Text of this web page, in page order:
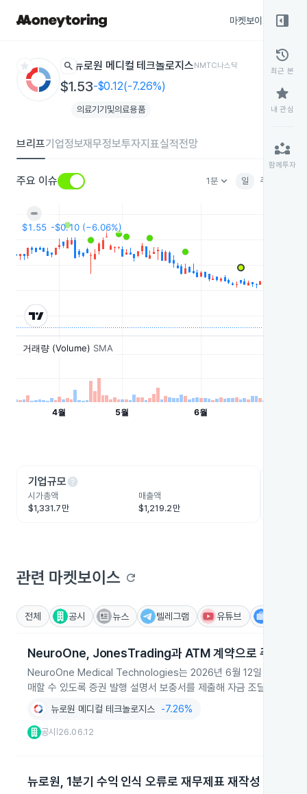
마켓보이스
star search 뉴로원 메디컬 테크놀로지스NMTC나스닥
$1.53-$0.12(-7.26%)
의료기기및의료용품
브리프기업정보재무정보투자지표실적전망
주요 이슈 1분keyboard_arrow_down 일 주
기업규모help
시가총액
$1,331.7만
매출액
$1,219.2만
관련 마켓보이스 refresh
전체 공시 뉴스 텔레그램 유튜브
NeuroOne, JonesTrading과 ATM 계약으로 주식 발행
NeuroOne Medical Technologies는 2026년 6월 12일
매할 수 있도록 증권 발행 설명서 보충서를 제출해 자금 조달 여력을
뉴로원 메디컬 테크놀로지스 -7.26%
공시 26.06.12
뉴로원, 1분기 수익 인식 오류로 재무제표 재작성
right_panel_open
history
최근 본
star
내 관심
partner_exchange
함께투자